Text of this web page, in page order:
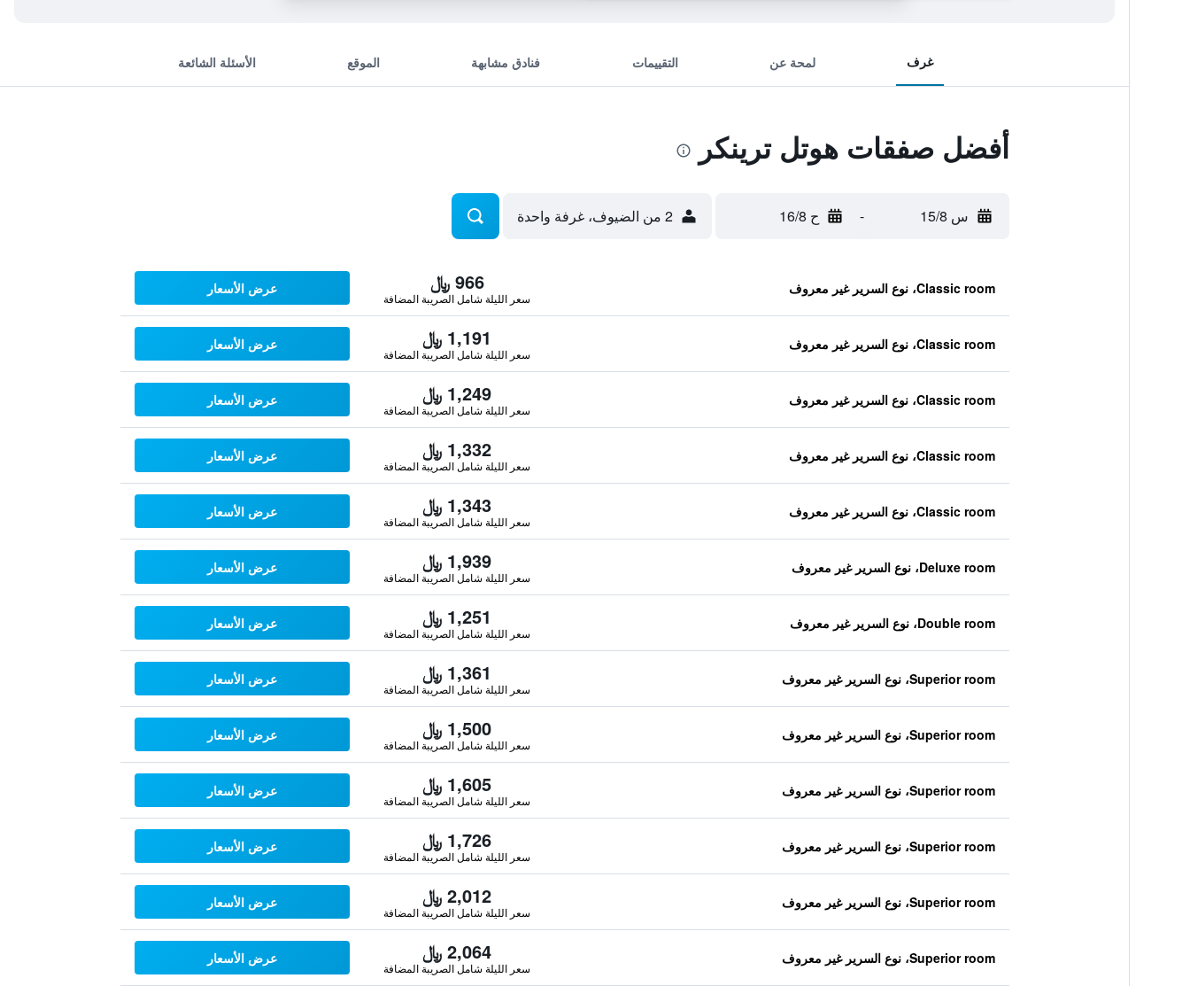
غرف لمحة عن التقييمات فنادق مشابهة الموقع الأسئلة الشائعة
أفضل صفقات هوتل ترينكر
س 15/8 - ح 16/8 2 من الضيوف، غرفة واحدة
Classic room، نوع السرير غير معروف 966 ﷼
سعر الليلة شامل الصريبة المضافة
عرض الأسعار
Classic room، نوع السرير غير معروف 1,191 ﷼
سعر الليلة شامل الصريبة المضافة
عرض الأسعار
Classic room، نوع السرير غير معروف 1,249 ﷼
سعر الليلة شامل الصريبة المضافة
عرض الأسعار
Classic room، نوع السرير غير معروف 1,332 ﷼
سعر الليلة شامل الصريبة المضافة
عرض الأسعار
Classic room، نوع السرير غير معروف 1,343 ﷼
سعر الليلة شامل الصريبة المضافة
عرض الأسعار
Deluxe room، نوع السرير غير معروف 1,939 ﷼
سعر الليلة شامل الصريبة المضافة
عرض الأسعار
Double room، نوع السرير غير معروف 1,251 ﷼
سعر الليلة شامل الصريبة المضافة
عرض الأسعار
Superior room، نوع السرير غير معروف 1,361 ﷼
سعر الليلة شامل الصريبة المضافة
عرض الأسعار
Superior room، نوع السرير غير معروف 1,500 ﷼
سعر الليلة شامل الصريبة المضافة
عرض الأسعار
Superior room، نوع السرير غير معروف 1,605 ﷼
سعر الليلة شامل الصريبة المضافة
عرض الأسعار
Superior room، نوع السرير غير معروف 1,726 ﷼
سعر الليلة شامل الصريبة المضافة
عرض الأسعار
Superior room، نوع السرير غير معروف 2,012 ﷼
سعر الليلة شامل الصريبة المضافة
عرض الأسعار
Superior room، نوع السرير غير معروف 2,064 ﷼
سعر الليلة شامل الصريبة المضافة
عرض الأسعار